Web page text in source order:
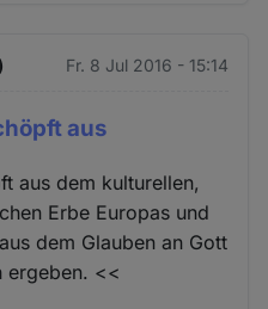
Fr. 8 Jul 2016 - 15:14
aus
aus dem kulturellen,
Erbe Europas und
dem Glauben an Gott
ergeben. <<